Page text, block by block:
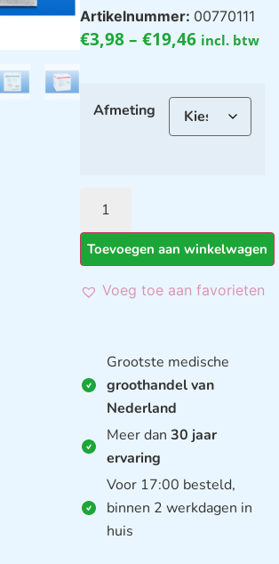
Artikelnummer: 00770111
€3,98– €19,46 incl. btw
Afmeting
Toevoegen aan winkelwagen
Voeg toe aan favorieten
Grootste medische
groothandel van
Nederland
Meer dan 30 jaar
ervaring
Voor 17:00 besteld,
binnen 2 werkdagen in
huis